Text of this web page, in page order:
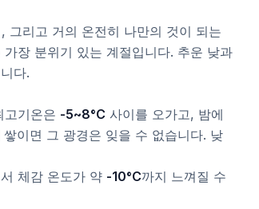
그리고 거의 온전히 나만의 것이 되는
장 분위기 있는 계절입니다. 추운 낮과
다.
고기온은 -5~8°C 사이를 오가고, 밤에
이면 그 광경은 잊을 수 없습니다. 낮
체감 온도가 약 -10°C까지 느껴질 수